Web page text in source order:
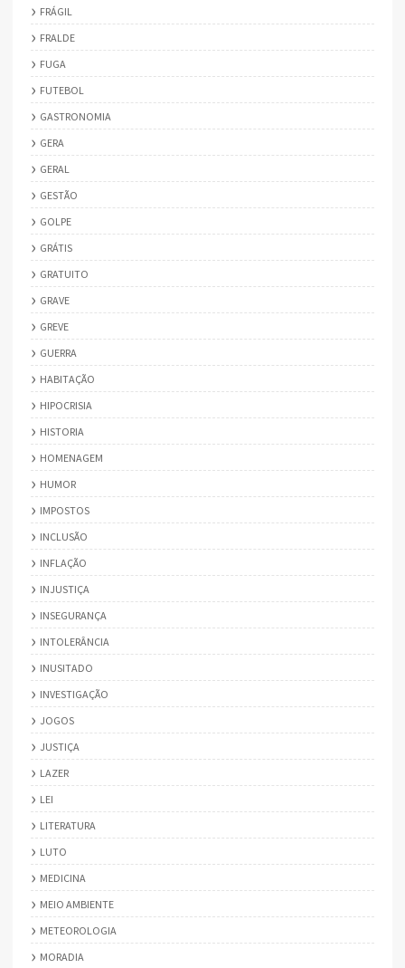
FRÁGIL
FRALDE
FUGA
FUTEBOL
GASTRONOMIA
GERA
GERAL
GESTÃO
GOLPE
GRÁTIS
GRATUITO
GRAVE
GREVE
GUERRA
HABITAÇÃO
HIPOCRISIA
HISTORIA
HOMENAGEM
HUMOR
IMPOSTOS
INCLUSÃO
INFLAÇÃO
INJUSTIÇA
INSEGURANÇA
INTOLERÂNCIA
INUSITADO
INVESTIGAÇÃO
JOGOS
JUSTIÇA
LAZER
LEI
LITERATURA
LUTO
MEDICINA
MEIO AMBIENTE
METEOROLOGIA
MORADIA